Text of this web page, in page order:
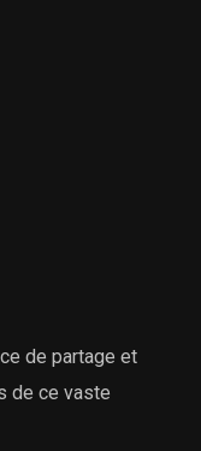
de partage et
de ce vaste